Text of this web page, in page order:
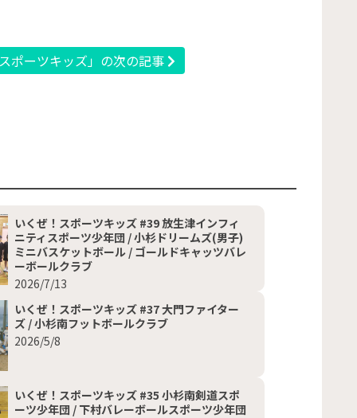
ポーツキッズ」の次の記事
いくぜ！スポーツキッズ #39 放生津インフィ
ニティスポーツ少年団 / 小杉ドリームズ(男子)
ミニバスケットボール / ゴールドキャッツバレ
ーボールクラブ
2026/7/13
いくぜ！スポーツキッズ #37 大門ファイター
ズ / 小杉南フットボールクラブ
2026/5/8
いくぜ！スポーツキッズ #35 小杉南剣道スポ
ーツ少年団 / 下村バレーボールスポーツ少年団